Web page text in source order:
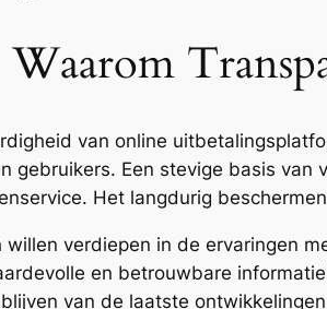
Waarom
van online
gebruikers. Een stevige basis
Het langdurig
willen verdiepen in de ervaringen
en betrouwbare
van de laatste